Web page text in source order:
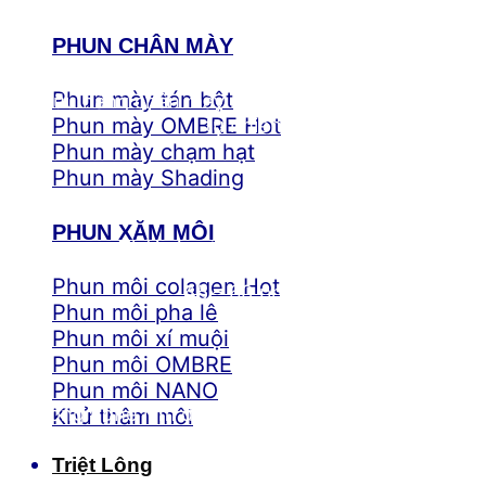
PHUN CHÂN MÀY
Phun mày tán bột
Phun mày OMBRE
Phun mày chạm hạt
Phun mày Shading
PHUN XĂM MÔI
Phun môi colagen
Phun môi pha lê
Phun môi xí muội
Phun môi OMBRE
Phun môi NANO
Khử thâm môi
Triệt Lông
Sở hữu hàng chân mày sắc sảo, môi hồng tươi tắn
tự nhiên
Thời gian thực hiện chỉ sau
45 – 60 phút
Công nghệ làm đẹp hiện đại, hiệu quả tức thì